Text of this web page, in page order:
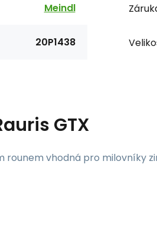
Meindl
20P1438
GTX
rounem vhodná pro milovníky